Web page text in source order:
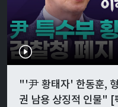
"'尹 황태자' 한동훈,
권 남용 상징적 인물" [